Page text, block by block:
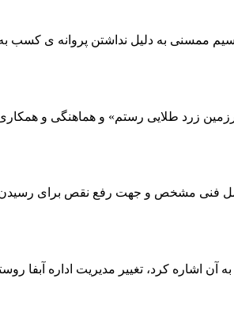
چندی پیش نیز خبر نوراباد به آن اشاره کرد، تغییر